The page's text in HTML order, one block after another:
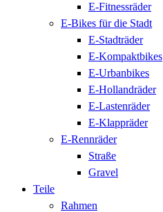
E-Fitnessräder
E-Bikes für die Stadt
E-Stadträder
E-Kompaktbikes
E-Urbanbikes
E-Hollandräder
E-Lastenräder
E-Klappräder
E-Rennräder
Straße
Gravel
Teile
Rahmen